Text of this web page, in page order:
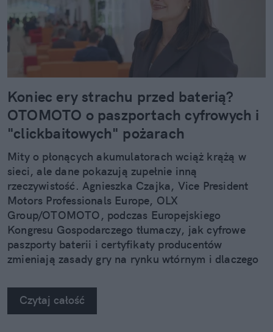
Koniec ery strachu przed baterią?
OTOMOTO o paszportach cyfrowych i
"clickbaitowych" pożarach
Mity o płonących akumulatorach wciąż krążą w
sieci, ale dane pokazują zupełnie inną
rzeczywistość. Agnieszka Czajka, Vice President
Motors Professionals Europe, OLX
Group/OTOMOTO, podczas Europejskiego
Kongresu Gospodarczego tłumaczy, jak cyfrowe
paszporty baterii i certyfikaty producentów
zmieniają zasady gry na rynku wtórnym i dlaczego
wybór niż myślisz.
Czytaj całość